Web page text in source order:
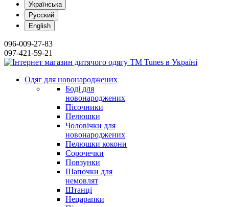
Українська
Русский
English
096-009-27-83
097-421-59-21
Одяг для новонароджених
Боді для
новонароджених
Пісочники
Пелюшки
Чоловічки для
новонароджених
Пелюшки кокони
Сорочечки
Повзунки
Шапочки для
немовлят
Штанці
Нецарапки